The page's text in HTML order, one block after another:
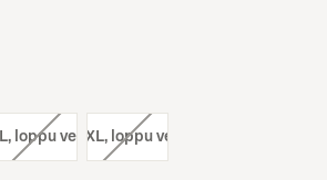
, loppu verkosta
koko:XXL, loppu verkosta